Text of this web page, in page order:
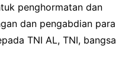
penghormatan dan
dan pengabdian para
TNI AL, TNI, bangsa